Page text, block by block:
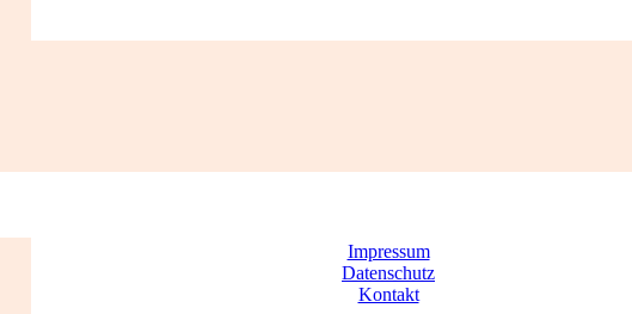
Impressum
Datenschutz
Kontakt